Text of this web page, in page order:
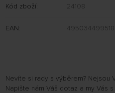
Kód zboží: 24108
EAN:
Nevíte si rady s výběrem? Nejsou
Napište nám Váš dotaz a my Vás